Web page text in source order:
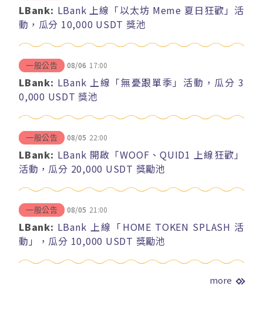
LBank: LBank 上線「以太坊 Meme 夏日狂歡」活
動，瓜分 10,000 USDT 獎池
一般公告 08/06 17:00
LBank: LBank 上線「無憂跟單季」活動，瓜分 3
0,000 USDT 獎池
一般公告 08/05 22:00
LBank: LBank 開啟「WOOF、QUID1 上線狂歡」
活動，瓜分 20,000 USDT 獎勵池
一般公告 08/05 21:00
LBank: LBank 上線「HOME TOKEN SPLASH 活
動」，瓜分 10,000 USDT 獎勵池
more